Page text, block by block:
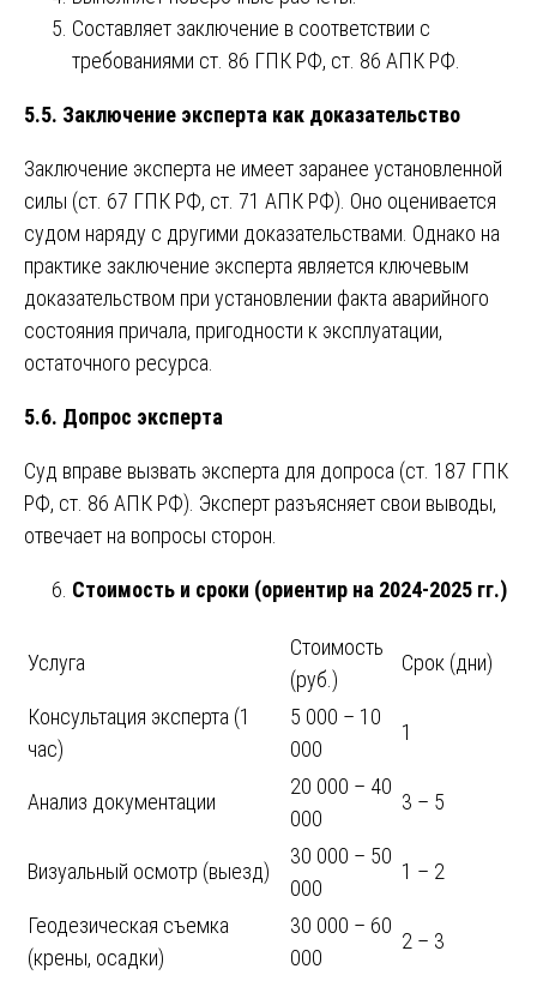
Составляет заключение в соответствии с
требованиями ст. 86 ГПК РФ, ст. 86 АПК РФ.
5.5. Заключение эксперта как доказательство
Заключение эксперта не имеет заранее установленной
силы (ст. 67 ГПК РФ, ст. 71 АПК РФ). Оно оценивается
судом наряду с другими доказательствами. Однако на
практике заключение эксперта является ключевым
доказательством при установлении факта аварийного
состояния причала, пригодности к эксплуатации,
остаточного ресурса.
5.6. Допрос эксперта
Суд вправе вызвать эксперта для допроса (ст. 187 ГПК
РФ, ст. 86 АПК РФ). Эксперт разъясняет свои выводы,
отвечает на вопросы сторон.
Стоимость и сроки (ориентир на 2024-2025 гг.)
Услуга
Стоимость
(руб.)
Срок (дни)
Консультация эксперта (1
час)
5 000 – 10
000
1
Анализ документации
20 000 – 40
000
3 – 5
Визуальный осмотр (выезд)
30 000 – 50
000
1 – 2
Геодезическая съемка
(крены, осадки)
30 000 – 60
000
2 – 3